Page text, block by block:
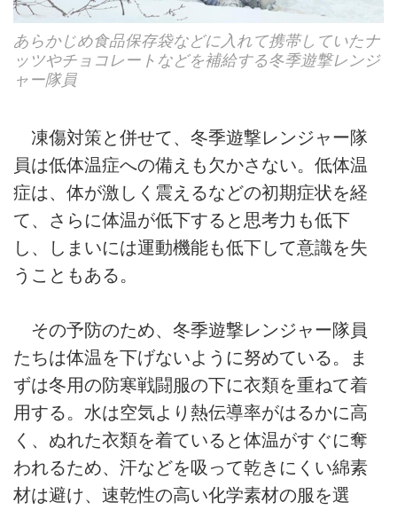
あらかじめ食品保存袋などに入れて携帯していたナ
ッツやチョコレートなどを補給する冬季遊撃レンジ
ャー隊員
凍傷対策と併せて、冬季遊撃レンジャー隊
員は低体温症への備えも欠かさない。低体温
症は、体が激しく震えるなどの初期症状を経
て、さらに体温が低下すると思考力も低下
し、しまいには運動機能も低下して意識を失
うこともある。
その予防のため、冬季遊撃レンジャー隊員
たちは体温を下げないように努めている。ま
ずは冬用の防寒戦闘服の下に衣類を重ねて着
用する。水は空気より熱伝導率がはるかに高
く、ぬれた衣類を着ていると体温がすぐに奪
われるため、汗などを吸って乾きにくい綿素
材は避け、速乾性の高い化学素材の服を選